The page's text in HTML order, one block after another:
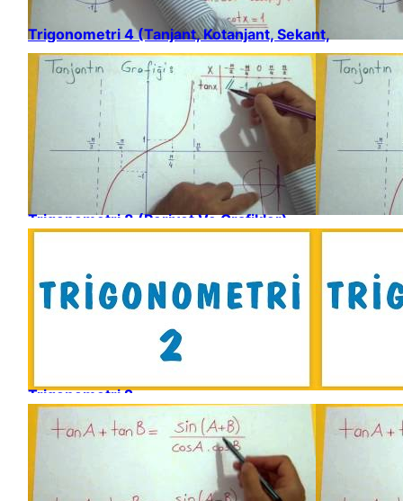
Trigonometri 4 (Tanjant, Kotanjant, Sekant,
Kosekant Fonksiyonları)
Trigonometri 8 (Periyot Ve Grafikler)
Trigonometri 2